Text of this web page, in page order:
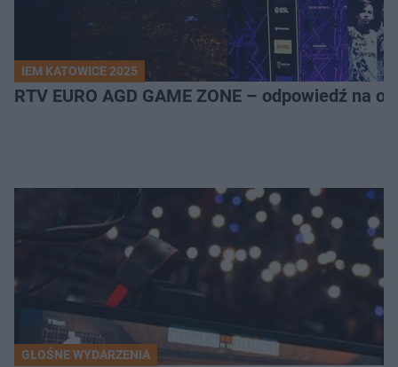
IEM KATOWICE 2025
RTV EURO AGD GAME ZONE – odpowiedź na
GŁOŚNE WYDARZENIA